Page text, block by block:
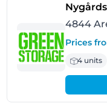
4844
Prices
4 units